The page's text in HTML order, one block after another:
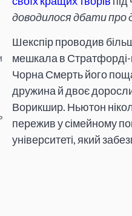
доводилосядбати про
Шекспір проводив
мешкала в Стратфорді-
Чорна Смерть його
дружина й двоє
Ворикшир. Ньютон
пережив у сімейному
університеті, який